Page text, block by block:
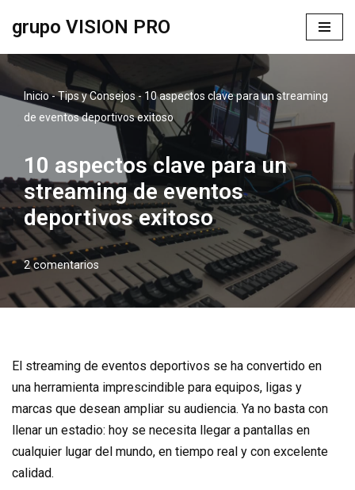
al
contenido
grupo VISION PRO
Inicio-Tips y Consejos- 10 aspectos clave para un streaming
de eventos deportivos exitoso
10 aspectos clave para un
streaming de eventos
deportivos exitoso
2 comentarios
El streaming de eventos deportivos se ha convertido en
una herramienta imprescindible para equipos, ligas y
marcas que desean ampliar su audiencia. Ya no basta con
llenar un estadio: hoy se necesita llegar a pantallas en
cualquier lugar del mundo, en tiempo real y con excelente
calidad.